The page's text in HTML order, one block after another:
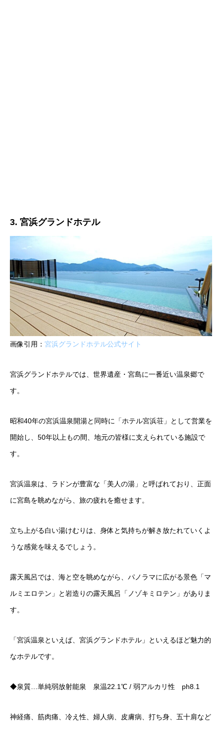
3. 宮浜グランドホテル
画像引用： 宮浜グランドホテル公式サイト
宮浜グランドホテルでは、世界遺産・宮島に一番近い温泉郷で
す。
昭和40年の宮浜温泉開湯と同時に「ホテル宮浜荘」として営業を
開始し、50年以上もの間、地元の皆様に支えられている施設で
す。
宮浜温泉は、ラドンが豊富な「美人の湯」と呼ばれており、正面
に宮島を眺めながら、旅の疲れを癒せます。
立ち上がる白い湯けむりは、身体と気持ちが解き放たれていくよ
うな感覚を味えるでしょう。
露天風呂では、海と空を眺めながら、パノラマに広がる景色「マ
ルミエロテン」と岩造りの露天風呂「ノゾキミロテン」がありま
す。
「宮浜温泉といえば、宮浜グランドホテル」といえるほど魅力的
なホテルです。
◆泉質…単純弱放射能泉 泉温22.1℃ / 弱アルカリ性 ph8.1
神経痛、筋肉痛、冷え性、婦人病、皮膚病、打ち身、五十肩など